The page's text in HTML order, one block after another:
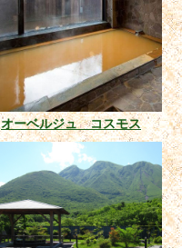
オーベルジュ コスモス